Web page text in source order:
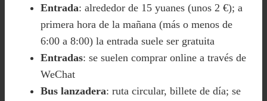
Entrada: alrededor de 15 yuanes (unos 2 €); a
primera hora de la mañana (más o menos de
6:00 a 8:00) la entrada suele ser gratuita
Entradas: se suelen comprar online a través de
WeChat
Bus lanzadera: ruta circular, billete de día; se